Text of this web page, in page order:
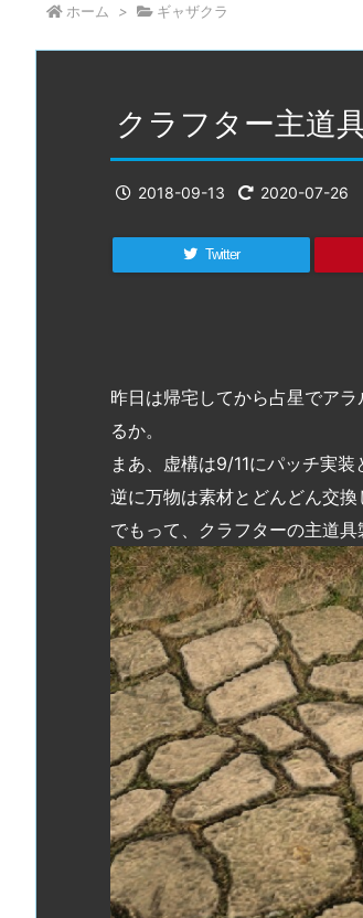
ホーム > ギャザクラ
クラフター主道
2018-09-13 2020-07-26
Twitter
昨日は帰宅してから占星でア
るか。
まあ、虚構は9/11にパッチ実
逆に万物は素材とどんどん交換
でもって、クラフターの主道具